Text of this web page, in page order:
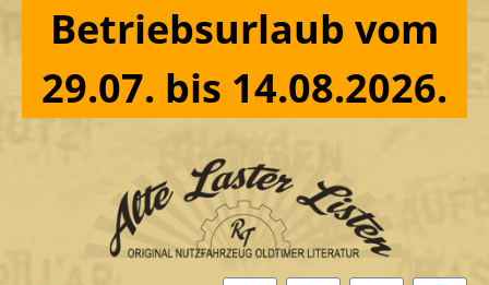
Zum Hauptinhalt springen
Betriebsurlaub vom
29.07. bis 14.08.2026.